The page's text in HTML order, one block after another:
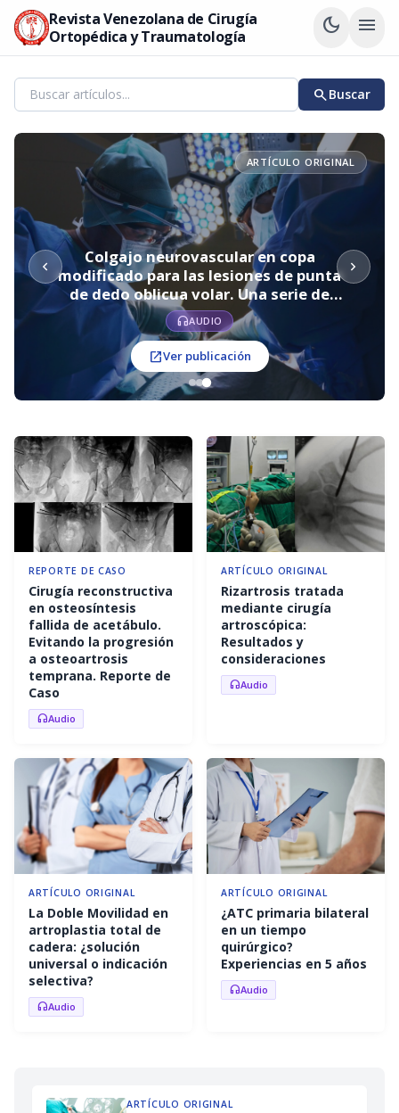
Revista Venezolana de Cirugía
Ortopédica y Traumatología
dark_mode menu
searchBuscar
ARTÍCULO ORIGINAL
Colgajo neurovascular en copa
modificado para las lesiones de punta
de dedo oblicua volar. Una serie de
casos
headphonesAUDIO
open_in_newVer publicación
chevron_left chevron_right
REPORTE DE CASO
Cirugía reconstructiva
en osteosíntesis
fallida de acetábulo.
Evitando la progresión
a osteoartrosis
temprana. Reporte de
Caso
headphonesAudio
ARTÍCULO ORIGINAL
Rizartrosis tratada
mediante cirugía
artroscópica:
Resultados y
consideraciones
headphonesAudio
ARTÍCULO ORIGINAL
La Doble Movilidad en
artroplastia total de
cadera: ¿solución
universal o indicación
selectiva?
headphonesAudio
ARTÍCULO ORIGINAL
¿ATC primaria bilateral
en un tiempo
quirúrgico?
Experiencias en 5 años
headphonesAudio
ARTÍCULO ORIGINAL